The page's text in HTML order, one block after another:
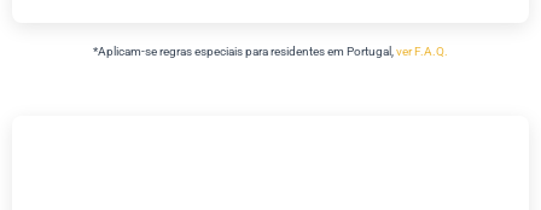
*Aplicam-se regras especiais pararesidentes em Portugal, ver F.A.Q.